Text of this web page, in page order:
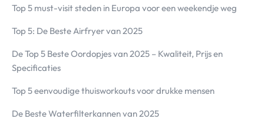
Top 5 must-visit steden in Europa voor een weekendje weg
Top 5: De Beste Airfryer van 2025
De Top 5 Beste Oordopjes van 2025 – Kwaliteit, Prijs en
Specificaties
Top 5 eenvoudige thuisworkouts voor drukke mensen
De Beste Waterfilterkannen van 2025